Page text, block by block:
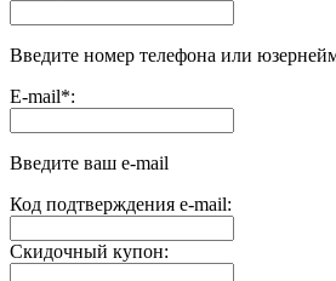
Введите номер телефона или
E-mail*:
Введите ваш e-mail
Код подтверждения e-mail:
Скидочный купон: